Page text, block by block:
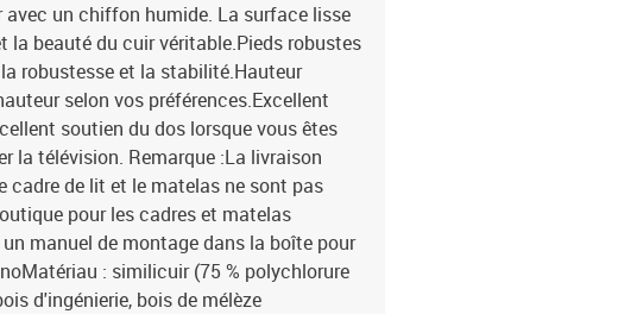
un chiffon humide. La surface lisse
la beauté du cuir véritable.Pieds robustes
robustesse et la stabilité.Hauteur
selon vos préférences.Excellent
soutien du dos lorsque vous êtes
la télévision. Remarque :La livraison
cadre de lit et le matelas ne sont pas
pour les cadres et matelas
manuel de montage dans la boîte pour
: similicuir (75 % polychlorure
d'ingénierie, bois de mélèze